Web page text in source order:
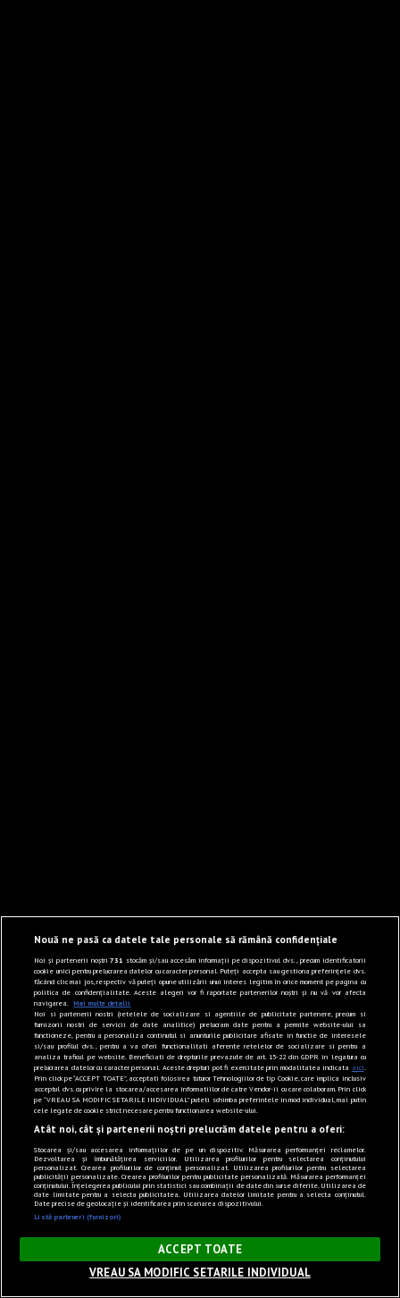
×
Nouă ne pasă ca datele tale personale să rămână confidențiale
Noi și partenerii noștri731 stocăm și/sau accesăm informații pe dispozitivul dvs., precum identificatorii
cookie unici pentru prelucrarea datelor cu caracter personal. Puteți accepta sau gestiona preferințele dvs.
făcând clic mai jos, respectiv vă puteți opune utilizării unui interes legitim în orice moment pe pagina cu
politica de confidențialitate. Aceste alegeri vor fi raportate partenerilor noștri și nu vă vor afecta
navigarea. Mai multe detalii
Noi si partenerii nostri (retelele de socializare si agentiile de publicitate partenere, precum si
furnizorii nostri de servicii de date analitice) prelucram date pentru a permite website-ului sa
functioneze, pentru a personaliza continutul si anunturile publicitare afisate in functie de interesele
si/sau profilul dvs., pentru a va oferi functionalitati aferente retelelor de socializare si pentru a
analiza traficul pe website. Beneficiati de drepturile prevazute de art. 15-22 din GDPR in legatura cu
prelucrarea datelor cu caracter personal. Aceste drepturi pot fi exercitate prin modalitatea indicata aici.
Prin click pe “ACCEPT TOATE”, acceptati folosirea tuturor Tehnologiilor de tip Cookie, care implica inclusiv
acceptul dvs. cu privire la stocarea/accesarea informatiilor de catre Vendor-ii cu care colaboram. Prin click
pe “VREAU SA MODIFIC SETARILE INDIVIDUAL” puteti schimba preferintele in mod individual, mai putin
cele legate de cookie strict necesare pentru functionarea website-ului.
Atât noi, cât și partenerii noștri prelucrăm datele pentru a oferi:
Stocarea și/sau accesarea informațiilor de pe un dispozitiv. Măsurarea performanței reclamelor.
Dezvoltarea și îmbunătățirea serviciilor. Utilizarea profilurilor pentru selectarea conținutului
personalizat. Crearea profilurilor de conținut personalizat. Utilizarea profilurilor pentru selectarea
publicității personalizate. Crearea profilurilor pentru publicitate personalizată. Măsurarea performanței
conținutului. Înțelegerea publicului prin statistici sau combinații de date din surse diferite. Utilizarea de
date limitate pentru a selecta publicitatea. Utilizarea datelor limitate pentru a selecta conținutul.
Date precise de geolocație și identificarea prin scanarea dispozitivului.
Listă parteneri (furnizori)
ACCEPT TOATE
VREAU SA MODIFIC SETARILE INDIVIDUAL